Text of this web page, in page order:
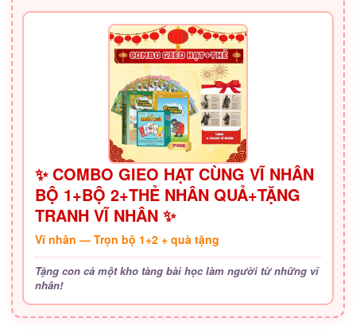
✨ COMBO GIEO HẠT CÙNG VĨ NHÂN
BỘ 1+BỘ 2+THẺ NHÂN QUẢ+TẶNG
TRANH VĨ NHÂN ✨
Vĩ nhân — Trọn bộ 1+2 + quà tặng
Tặng con cả một kho tàng bài học làm người từ những vĩ
nhân!